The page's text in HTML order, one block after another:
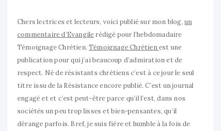
Chers lectrices et lecteurs, voici publié sur mon blog, un
commentaire d’Evangile rédigé pour l’hebdomadaire
Témoignage Chrétien.Témoignage Chrétienest une
publication pour qui j’ai beaucoup d’admiration et de
respect. Né de résistants chrétiens c’est à ce jour le seul
titre issu de la Résistance encore publié. C’est un journal
engagé et et c’est peut-être parce qu’il l’est, dans nos
sociétés un peu trop lisses et bien-pensantes, qu’il
dérange parfois. Bref, je suis fière et humble à la fois de